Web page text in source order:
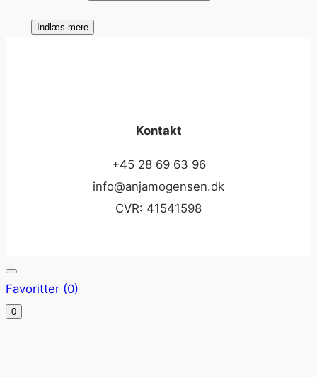
Indlæs mere
Kontakt
+45 28 69 63 96
info@anjamogensen.dk
CVR: 41541598
Favoritter (0)
0